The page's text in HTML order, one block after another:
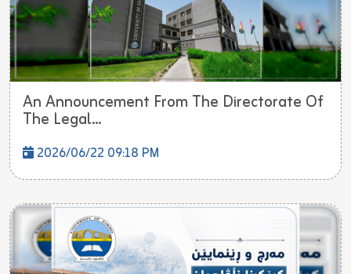
An Announcement From The Directorate Of
The Legal...
2026/06/22 09:18 PM